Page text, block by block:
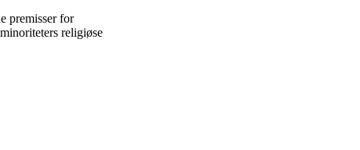
premisser for
religiøse